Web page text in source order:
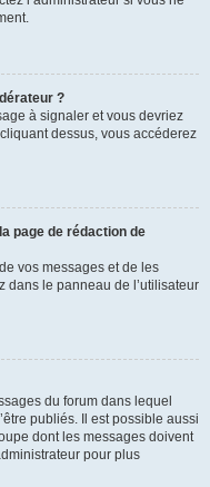
?
à signaler et vous devriez
dessus, vous accéderez
page de rédaction de
vos messages et de les
dans le panneau de l’utilisateur
du forum dans lequel
publiés. Il est possible aussi
dont les messages doivent
pour plus